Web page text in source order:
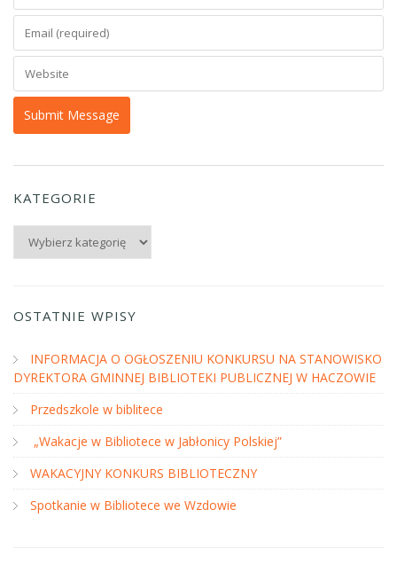
KATEGORIE
OSTATNIE WPISY
INFORMACJA O OGŁOSZENIU KONKURSU NA STANOWISKO
DYREKTORA GMINNEJ BIBLIOTEKI PUBLICZNEJ W HACZOWIE
Przedszkole w biblitece
„Wakacje w Bibliotece w Jabłonicy Polskiej”
WAKACYJNY KONKURS BIBLIOTECZNY
Spotkanie w Bibliotece we Wzdowie